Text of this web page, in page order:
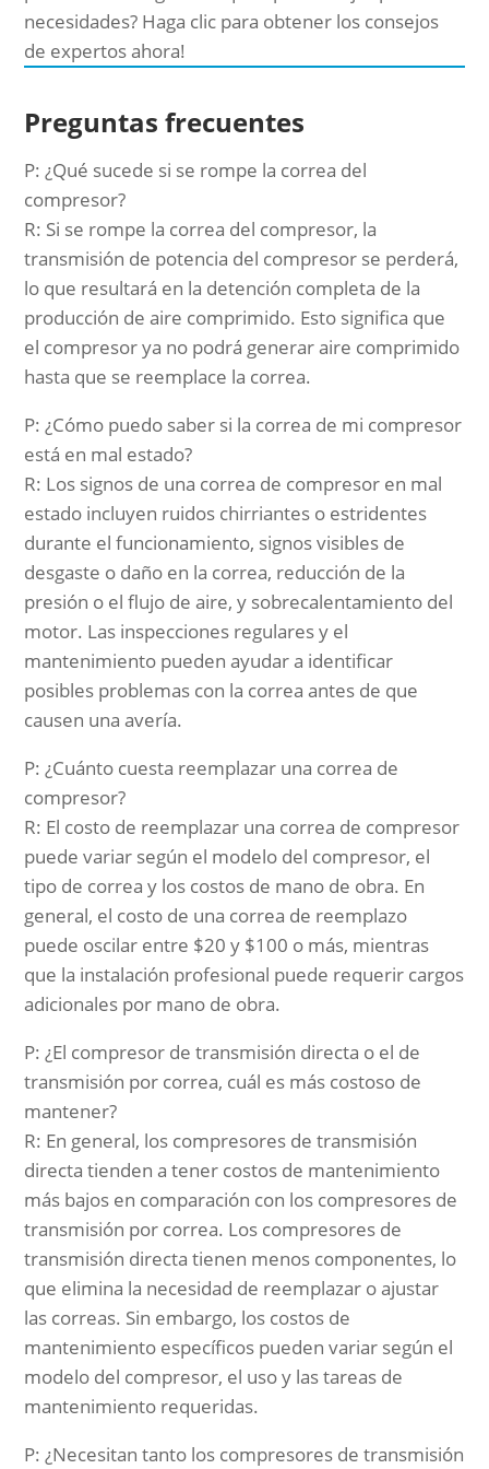
necesidades? Haga clic para obtener los consejos
de expertos ahora!
Preguntas frecuentes
P: ¿Qué sucede si se rompe la correa del
compresor?
R: Si se rompe la correa del compresor, la
transmisión de potencia del compresor se perderá,
lo que resultará en la detención completa de la
producción de aire comprimido. Esto significa que
el compresor ya no podrá generar aire comprimido
hasta que se reemplace la correa.
P: ¿Cómo puedo saber si la correa de mi compresor
está en mal estado?
R: Los signos de una correa de compresor en mal
estado incluyen ruidos chirriantes o estridentes
durante el funcionamiento, signos visibles de
desgaste o daño en la correa, reducción de la
presión o el flujo de aire, y sobrecalentamiento del
motor. Las inspecciones regulares y el
mantenimiento pueden ayudar a identificar
posibles problemas con la correa antes de que
causen una avería.
P: ¿Cuánto cuesta reemplazar una correa de
compresor?
R: El costo de reemplazar una correa de compresor
puede variar según el modelo del compresor, el
tipo de correa y los costos de mano de obra. En
general, el costo de una correa de reemplazo
puede oscilar entre $20 y $100 o más, mientras
que la instalación profesional puede requerir cargos
adicionales por mano de obra.
P: ¿El compresor de transmisión directa o el de
transmisión por correa, cuál es más costoso de
mantener?
R: En general, los compresores de transmisión
directa tienden a tener costos de mantenimiento
más bajos en comparación con los compresores de
transmisión por correa. Los compresores de
transmisión directa tienen menos componentes, lo
que elimina la necesidad de reemplazar o ajustar
las correas. Sin embargo, los costos de
mantenimiento específicos pueden variar según el
modelo del compresor, el uso y las tareas de
mantenimiento requeridas.
P: ¿Necesitan tanto los compresores de transmisión